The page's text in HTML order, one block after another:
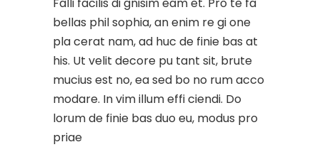
bellas phil sophia, an enim re gi one
pla cerat nam, ad huc de finie bas at
his. Ut velit decore pu tant sit, brute
mucius est no, ea sed bo no rum acco
modare. In vim illum effi ciendi. Do
lorum de finie bas duo eu, modus pro
priae